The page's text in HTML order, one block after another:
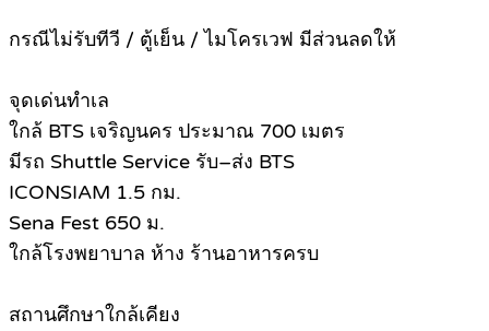
กรณีไม่รับทีวี / ตู้เย็น / ไมโครเวฟ มีส่วนลดให้
จุดเด่นทำเล
ใกล้ BTS เจริญนคร ประมาณ 700 เมตร
มีรถ Shuttle Service รับ–ส่ง BTS
ICONSIAM 1.5 กม.
Sena Fest 650 ม.
ใกล้โรงพยาบาล ห้าง ร้านอาหารครบ
สถานศึกษาใกล้เคียง